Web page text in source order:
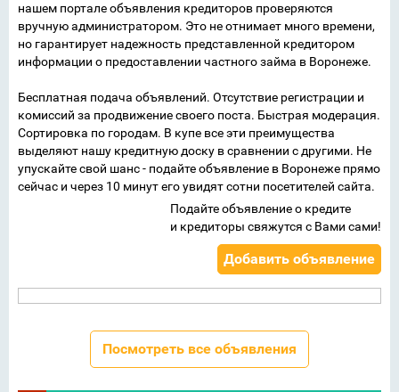
нашем портале объявления кредиторов проверяются
вручную администратором. Это не отнимает много времени,
но гарантирует надежность представленной кредитором
информации о предоставлении частного займа в Воронеже.
Бесплатная подача объявлений. Отсутствие регистрации и
комиссий за продвижение своего поста. Быстрая модерация.
Сортировка по городам. В купе все эти преимущества
выделяют нашу кредитную доску в сравнении с другими. Не
упускайте свой шанс - подайте объявление в Воронеже прямо
сейчас и через 10 минут его увидят сотни посетителей сайта.
Подайте объявление о кредите
и кредиторы свяжутся с Вами сами!
Добавить объявление
Посмотреть все объявления